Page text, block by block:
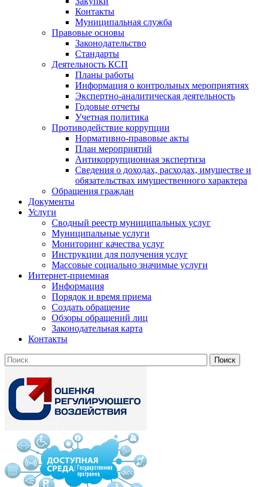
Контакты
Муниципальная служба
Правовые основы
Законодательство
Стандарты
Деятельность КСП
Планы работы
Информация о контрольных мероприятиях
Экспертно-аналитическая деятельность
Годовые отчеты
Учетная политика
Противодействие коррупции
Нормативно-правовые акты
План мероприятий
Антикоррупционная экспертиза
Сведения о доходах, расходах, имуществе и
обязательствах имущественного характера
Обращения граждан
Документы
Услуги
Сводный реестр муниципальных услуг
Муниципальные услуги
Мониторинг качества услуг
Инструкции для получения услуг
Массовые социально значимые услуги
Интернет-приемная
Информация
Порядок и время приема
Создать обращение
Обзоры обращений лиц
Законодательная карта
Контакты